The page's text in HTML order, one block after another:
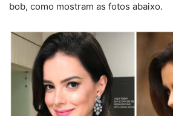
bob, como mostram as fotos abaixo.